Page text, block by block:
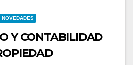
NOVEDADES
Y CONTABILIDAD